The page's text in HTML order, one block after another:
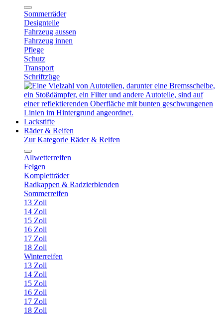
Sommerräder
Designteile
Fahrzeug aussen
Fahrzeug innen
Pflege
Schutz
Transport
Schriftzüge
Lackstifte
Räder & Reifen
Zur Kategorie Räder & Reifen
Allwetterreifen
Felgen
Kompletträder
Radkappen & Radzierblenden
Sommerreifen
13 Zoll
14 Zoll
15 Zoll
16 Zoll
17 Zoll
18 Zoll
Winterreifen
13 Zoll
14 Zoll
15 Zoll
16 Zoll
17 Zoll
18 Zoll